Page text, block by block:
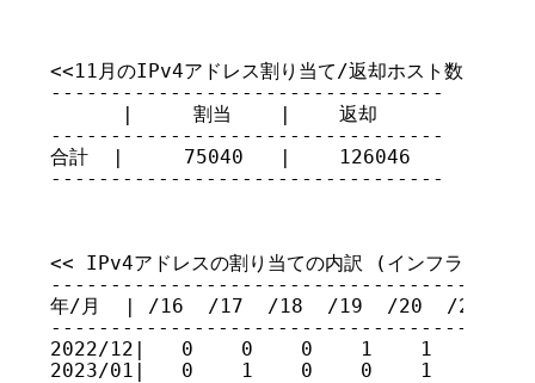
<<11月のIPv4アドレス割り当て/返却ホスト数 >>
---------------------------------
      |     割当    |    返却
---------------------------------
合計  |     75040   |    126046
---------------------------------
<< IPv4アドレスの割り当ての内訳 (インフラネット
年/月  | /16  /17  /18  /19  /20  /21  /
2022/12|   0    0    0    1    1    0
2023/01|   0    1    0    0    1    1